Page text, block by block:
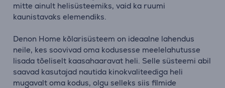
mitte ainult helisüsteemiks, vaid ka ruumi
kaunistavaks elemendiks.
Denon Home kõlarisüsteem on ideaalne lahendus
neile, kes soovivad oma kodusesse meelelahutusse
lisada tõeliselt kaasahaaravat heli. Selle süsteemi abil
saavad kasutajad nautida kinokvaliteediga heli
mugavalt oma kodus, olgu selleks siis filmide